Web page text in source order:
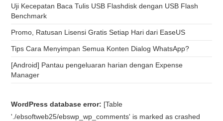
Uji Kecepatan Baca Tulis USB Flashdisk dengan USB Flash
Benchmark
Promo, Ratusan Lisensi Gratis Setiap Hari dari EaseUS
Tips Cara Menyimpan Semua Konten Dialog WhatsApp?
[Android] Pantau pengeluaran harian dengan Expense
Manager
WordPress database error: [Table
'./ebsoftweb25/ebswp_wp_comments' is marked as crashed